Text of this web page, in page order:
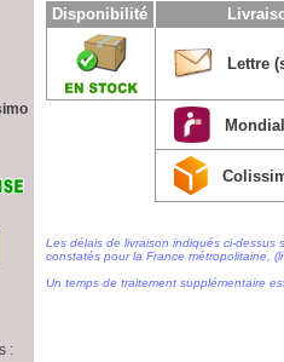
:
Disponibilité
Lettre
Les délais de livraison indiqués ci-
constatés pour la France métropolitaine,
Un temps de traitement supplémentaire